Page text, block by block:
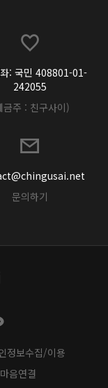
: 국민 408801-01-
242055
금주 : 친구사이)
문의하기
정보수집/이용
마음연결